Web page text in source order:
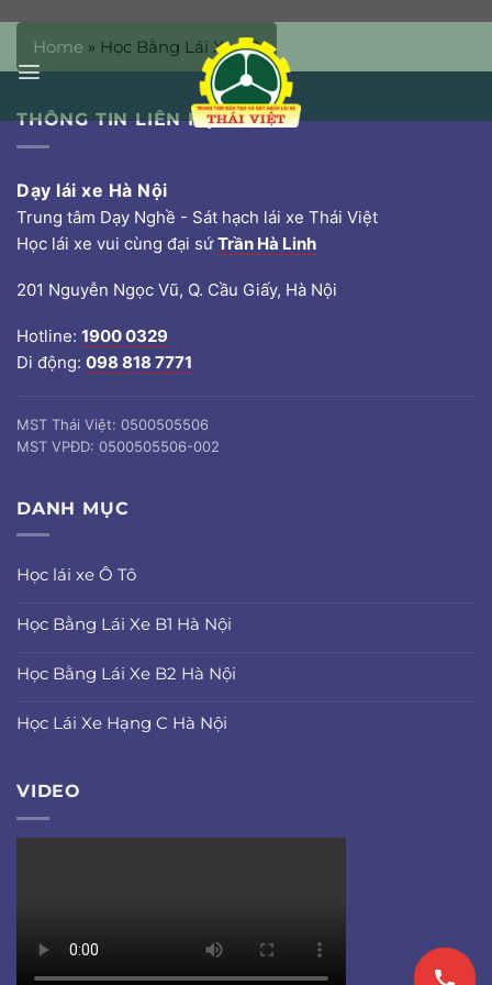
nội
Home » Học Bằng Lái Xe B2
THÔNG TIN LIÊN HỆ
Dạy lái xe Hà Nội
Trung tâm Dạy Nghề - Sát hạch lái xe Thái Việt
Học lái xe vui cùng đại sứTrần Hà Linh
201 Nguyễn Ngọc Vũ, Q. Cầu Giấy, Hà Nội
Hotline: 1900 0329
Di động: 098 818 7771
MST Thái Việt: 0500505506
MST VPĐD: 0500505506-002
DANH MỤC
Học lái xe Ô Tô
Học Bằng Lái Xe B1 Hà Nội
Học Bằng Lái Xe B2 Hà Nội
Học Lái Xe Hạng C Hà Nội
VIDEO